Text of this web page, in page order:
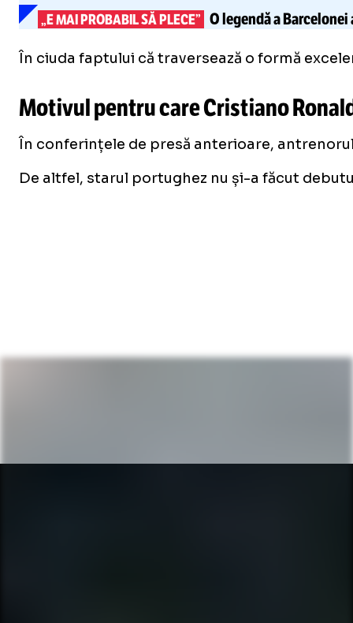
„E MAI PROBABIL SĂ PLECE” O legendă a Barcelonei
În ciuda faptului că traversează o formă
Motivul pentru care Cristiano
În conferințele de presă anterioare,
De altfel, starul portughez nu și-a făcut